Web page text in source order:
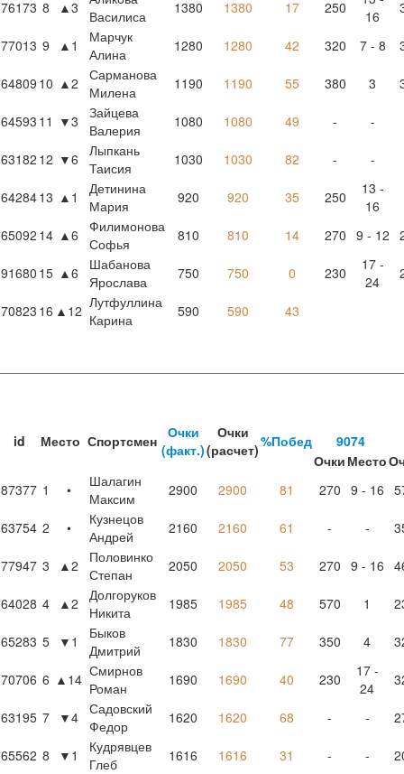
76173 8 ▲3
Василиса
1380 1380 17 250
16
77013 9 ▲1
Марчук
Алина
1280 1280 42 320 7 - 8
64809 10 ▲2
Сарманова
Милена
1190 1190 55 380 3
64593 11 ▼3
Зайцева
Валерия
1080 1080 49 - -
63182 12 ▼6
Лыпкань
Таисия
1030 1030 82 - -
6428413 ▲1
Детинина
Мария
920 920 35 250
13 -
16
65092 14 ▲6
Филимонова
Софья
810 810 14 270 9 - 12
91680 15 ▲6
Шабанова
Ярослава
750 750 0 230
17 -
24
70823 16 ▲12 Лутфуллина
Карина
590 590 43
id Место Спортсмен
Очки
(факт.)
Очки
(расчет)%Побед
9074
Очки Место
87377 1 •
Шалагин
Максим
2900 2900 81 270 9 - 16
63754 2 •
Кузнецов
Андрей
2160 2160 61 - -
77947 3 ▲2
Половинко
Степан
2050 2050 53 270 9 - 16
64028 4 ▲2
Долгоруков
Никита
1985 1985 48 570 1
65283 5 ▼1
Быков
Дмитрий
1830 1830 77 350 4
70706 6 ▲14 Смирнов
Роман
1690 1690 40 230
17 -
24
63195 7 ▼4 Садовский
Федор
1620 1620 68 - -
65562 8 ▼1
Кудрявцев
Глеб
1616 1616 31 - -